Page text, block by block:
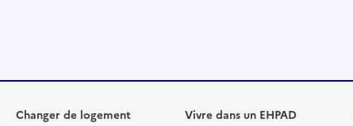
Changer de logement Vivre dans un EHPAD